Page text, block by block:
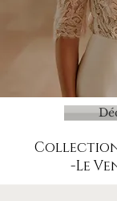
-Le